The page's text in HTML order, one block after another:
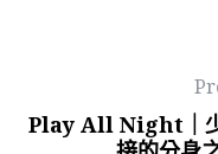
Play All Night｜少